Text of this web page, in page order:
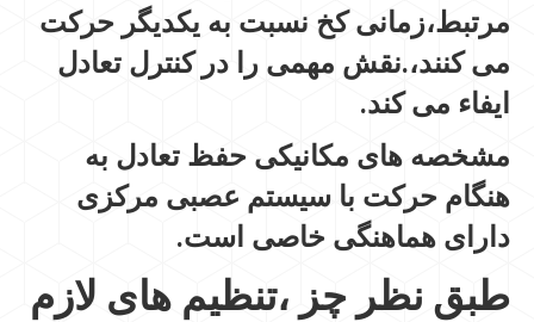
مرتبط،زمانی کخ نسبت به یکدیگر حرکت
می کنند،.نقش مهمی را در کنترل تعادل
ایفاء می کند.
مشخصه های مکانیکی حفظ تعادل به
هنگام حرکت با سیستم عصبی مرکزی
دارای هماهنگی خاصی است.
طبق نظر چز ،تنظیم های لازم